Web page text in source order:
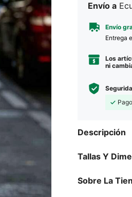
Envío a
Envío
Entrega
Los
ni
Descripción
Tallas Y
Sobre La
4.77